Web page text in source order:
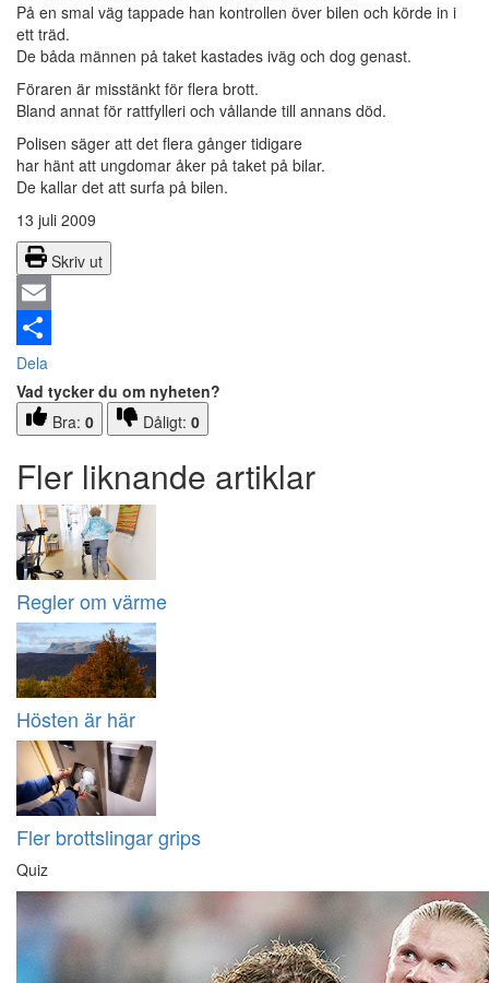
På en smal väg tappade han kontrollen över bilen och körde in i
ett träd.
De båda männen på taket kastades iväg och dog genast.
Föraren är misstänkt för flera brott.
Bland annat för rattfylleri och vållande till annans död.
Polisen säger att det flera gånger tidigare
har hänt att ungdomar åker på taket på bilar.
De kallar det att surfa på bilen.
13 juli 2009
Skriv ut
Email
Dela
Vad tycker du om nyheten?
Bra: 0 Dåligt: 0
Fler liknande artiklar
Regler om värme
Hösten är här
Fler brottslingar grips
Quiz